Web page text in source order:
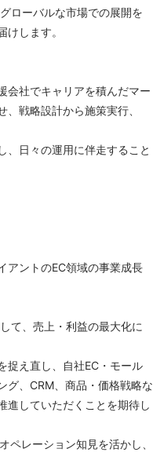
ローバルな市場での展開を
します。
会社でキャリアを積んだマー
戦略設計から施策実行、
、日々の運用に伴走すること
アントのEC領域の事業成長
て、売上・利益の最大化に
捉え直し、自社EC・モール
グ、CRM、商品・価格戦略な
進していただくことを期待し
ペレーション知見を活かし、